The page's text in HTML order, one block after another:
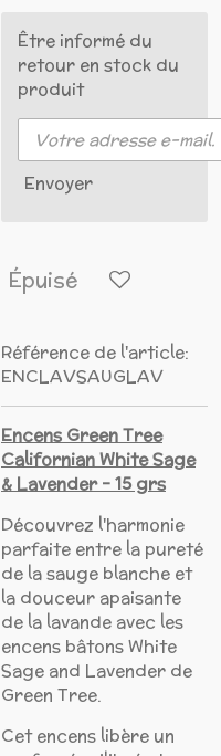
Être informé du
retour en stock du
produit
Envoyer
Épuisé
Référence de l'article:
ENCLAVSAUGLAV
Encens Green Tree
Californian White Sage
& Lavender - 15 grs
Découvrez l'harmonie
parfaite entre la pureté
de la sauge blanche et
la douceur apaisante
de la lavande avec les
encens bâtons White
Sage and Lavender de
Green Tree.
Cet encens libère un